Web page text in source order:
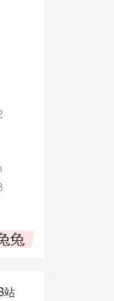
站